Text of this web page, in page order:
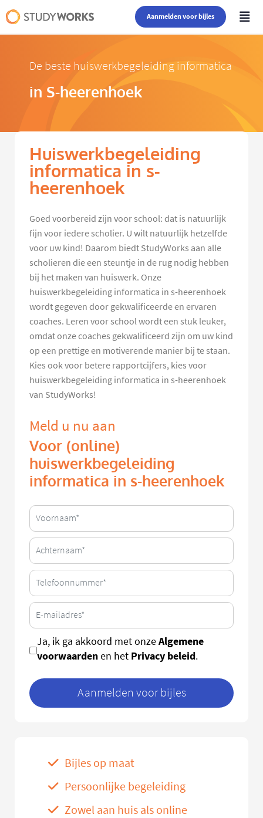
Aanmelden voor bijles
De beste huiswerkbegeleiding informatica
in S-heerenhoek
Huiswerkbegeleiding
informatica in s-
heerenhoek
Goed voorbereid zijn voor school: dat is natuurlijk
fijn voor iedere scholier. U wilt natuurlijk hetzelfde
voor uw kind! Daarom biedt StudyWorks aan alle
scholieren die een steuntje in de rug nodig hebben
bij het maken van huiswerk. Onze
huiswerkbegeleiding informatica in s-heerenhoek
wordt gegeven door gekwalificeerde en ervaren
coaches. Leren voor school wordt een stuk leuker,
omdat onze coaches gekwalificeerd zijn om uw kind
op een prettige en motiverende manier bij te staan.
Kies ook voor betere rapportcijfers, kies voor
huiswerkbegeleiding informatica in s-heerenhoek
van StudyWorks!
Meld u nu aan
Voor (online)
huiswerkbegeleiding
informatica in s-heerenhoek
Ja, ik ga akkoord met onzeAlgemene
voorwaardenen het Privacy beleid.
Aanmelden voor bijles
Bijles op maat
Persoonlijke begeleiding
Zowel aan huis als online